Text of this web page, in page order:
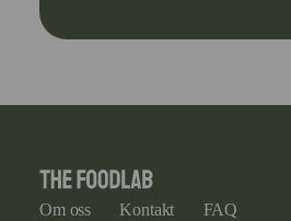
Om oss Kontakt FAQ